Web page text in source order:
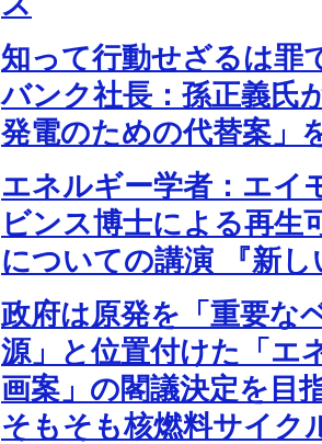
知って行動せざるは罪
バンク社長：孫正義氏
発電のための代替案」
エネルギー学者：エイ
ビンス博士による再生
についての講演 『新し
政府は原発を「重要な
源」と位置付けた「エ
画案」の閣議決定を目
そもそも核燃料サイク